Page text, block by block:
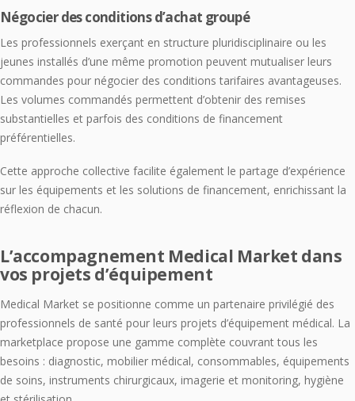
Négocier des conditions d’achat groupé
Les professionnels exerçant en structure pluridisciplinaire ou les
jeunes installés d’une même promotion peuvent mutualiser leurs
commandes pour négocier des conditions tarifaires avantageuses.
Les volumes commandés permettent d’obtenir des remises
substantielles et parfois des conditions de financement
préférentielles.
Cette approche collective facilite également le partage d’expérience
sur les équipements et les solutions de financement, enrichissant la
réflexion de chacun.
L’accompagnement Medical Market dans
vos projets d’équipement
Medical Market se positionne comme un partenaire privilégié des
professionnels de santé pour leurs projets d’équipement médical. La
marketplace propose une gamme complète couvrant tous les
besoins : diagnostic, mobilier médical, consommables, équipements
de soins, instruments chirurgicaux, imagerie et monitoring, hygiène